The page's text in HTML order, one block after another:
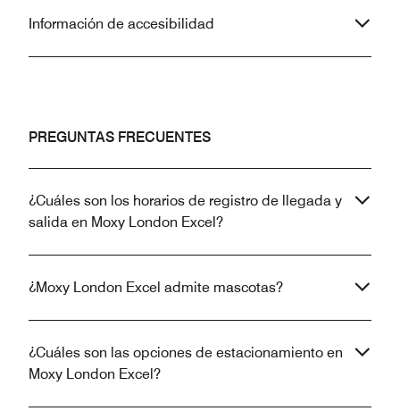
Información de accesibilidad
PREGUNTAS FRECUENTES
¿Cuáles son los horarios de registro de llegada y
salida en Moxy London Excel?
¿Moxy London Excel admite mascotas?
¿Cuáles son las opciones de estacionamiento en
Moxy London Excel?